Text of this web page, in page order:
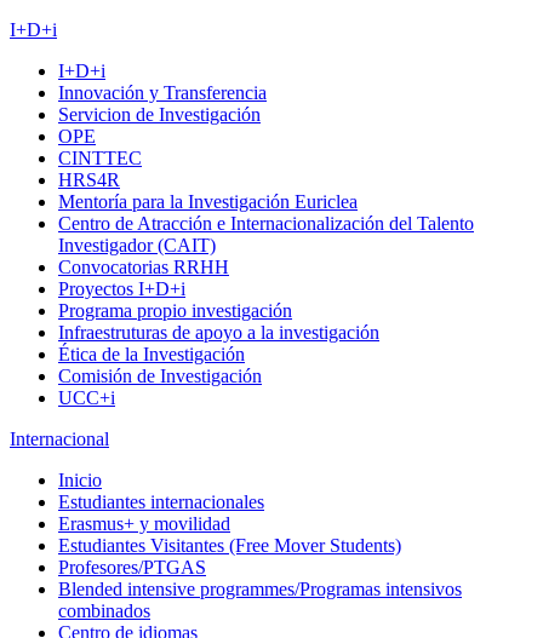
I+D+i
I+D+i
Innovación y Transferencia
Servicion de Investigación
OPE
CINTTEC
HRS4R
Mentoría para la Investigación Euriclea
Centro de Atracción e Internacionalización del Talento
Investigador (CAIT)
Convocatorias RRHH
Proyectos I+D+i
Programa propio investigación
Infraestruturas de apoyo a la investigación
Ética de la Investigación
Comisión de Investigación
UCC+i
Internacional
Inicio
Estudiantes internacionales
Erasmus+ y movilidad
Estudiantes Visitantes (Free Mover Students)
Profesores/PTGAS
Blended intensive programmes/Programas intensivos
combinados
Centro de idiomas